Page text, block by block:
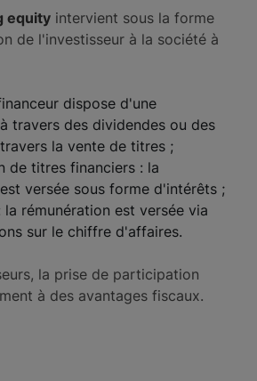
equity intervient sous la forme
de l'investisseur à la société à
dispose d'une
travers des dividendes ou des
la vente de titres ;
de titres financiers : la
versée sous forme d'intérêts ;
rémunération est versée via
sur le chiffre d'affaires.
la prise de participation
à des avantages fiscaux.